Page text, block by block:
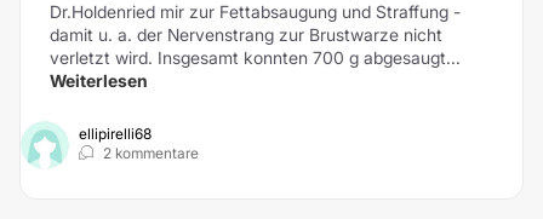
Dr.Holdenried mir zur Fettabsaugung und Straffung -
damit u. a. der Nervenstrang zur Brustwarze nicht
verletzt wird. Insgesamt konnten 700 g abgesaugt...
Weiterlesen
ellipirelli68
2 kommentare